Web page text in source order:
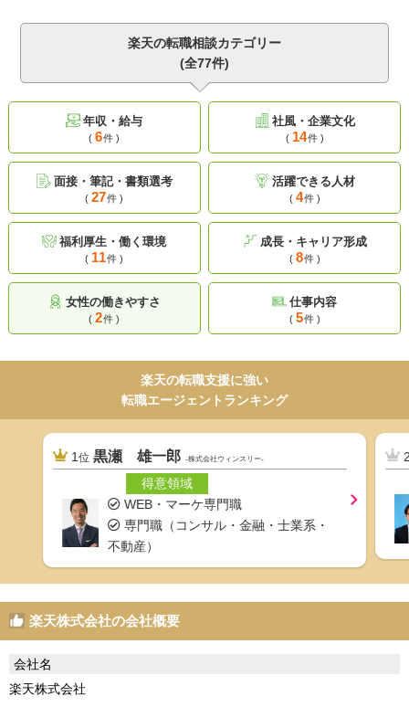
楽天の転職相談カテゴリー
(全77件)
年収・給与
(6件 )
社風・企業文化
( 14件 )
面接・筆記・書類選考
(27件 )
活躍できる人材
( 4件 )
福利厚生・働く環境
( 11件 )
成長・キャリア形成
( 8件 )
女性の働きやすさ
(2件 )
仕事内容
( 5件 )
楽天の転職支援に強い
転職エージェントランキング
1位 黒瀬 雄一郎 -株式会社ウィンスリー-
得意領域
WEB・マーケ専門職
専門職（コンサル・金融・士業系・
不動産）
楽天株式会社の会社概要
会社名
楽天株式会社